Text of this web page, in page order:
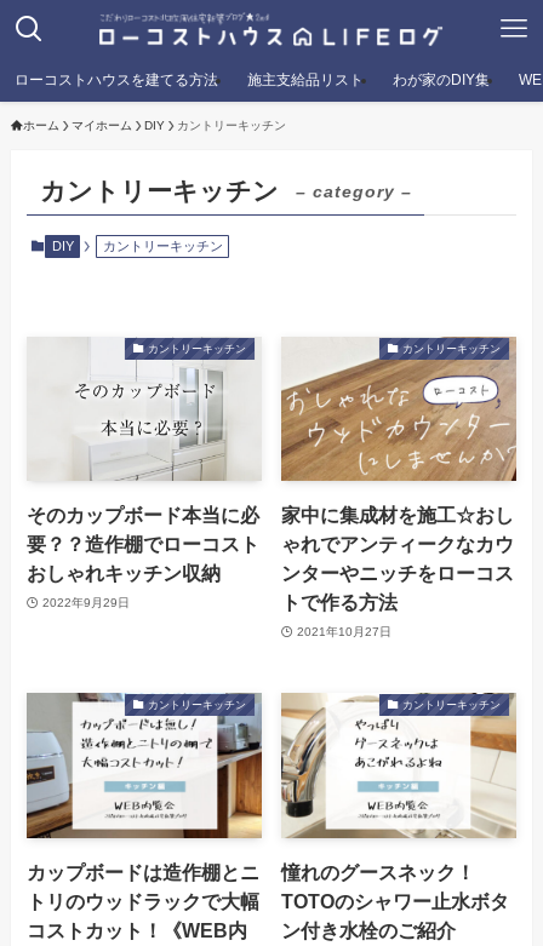
ローコストハウスを建てる方法 施主支給品リスト わが家のDIY集
ホーム マイホーム DIY カントリーキッチン
カントリーキッチン – category –
DIY カントリーキッチン
カントリーキッチン
そのカップボード本当に必
要？？造作棚でローコスト
おしゃれキッチン収納
2022年9月29日
カントリーキッチン
家中に集成材を施工☆おし
ゃれでアンティークなカウ
ンターやニッチをローコス
トで作る方法
2021年10月27日
カントリーキッチン
カップボードは造作棚とニ
トリのウッドラックで大幅
コストカット！《WEB内
カントリーキッチン
憧れのグースネック！
TOTOのシャワー止水ボタ
ン付き水栓のご紹介